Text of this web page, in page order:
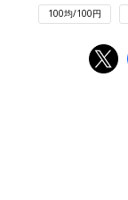
100均/100円